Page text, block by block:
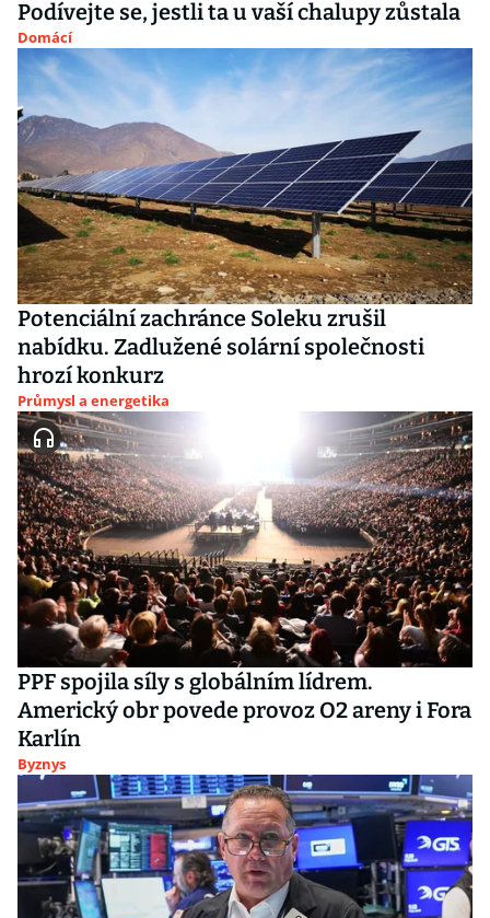
Podívejte se, jestli ta u vaší chalupy zůstala
Domácí
Potenciální zachránce Soleku zrušil
nabídku. Zadlužené solární společnosti
hrozí konkurz
Průmysl a energetika
PPF spojila síly s globálním lídrem.
Americký obr povede provoz O2 areny i Fora
Karlín
Byznys